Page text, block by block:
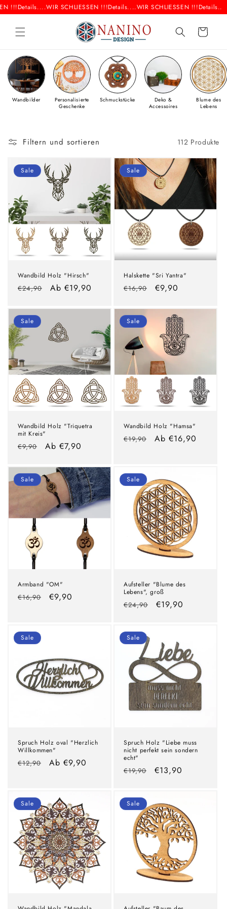
Direkt
zum
!!!Details....WIR SCHLIESSEN !!!Details....WIR SCHLIESSEN !!!Details....
Warenkorb
Wandbilder
Personalisierte
Geschenke
Schmuckstücke
Deko &
Accessoires
Blume des
Lebens
Filtern und sortieren 112 Produkte
Sale
Wandbild Holz "Hirsch"
Normaler
€24,90 Verkaufspreis
Ab €19,90
Sale
Halskette "Sri Yantra"
Normaler
€16,90 Verkaufspreis
€9,90
Sale
Wandbild Holz "Triquetra
mit Kreis"
Normaler
€9,90 Verkaufspreis
Ab €7,90
Sale
Wandbild Holz "Hamsa"
Normaler
€19,90 Verkaufspreis
Ab €16,90
Sale
Armband "OM"
Normaler
€16,90 Verkaufspreis
€9,90
Sale
Aufsteller "Blume des
Lebens", groß
Normaler
€24,90 Verkaufspreis
€19,90
Sale
Spruch Holz oval "Herzlich
Willkommen"
Normaler
€12,90 Verkaufspreis
Ab €9,90
Sale
Spruch Holz "Liebe muss
nicht perfekt sein sondern
echt"
Normaler
€19,90 Verkaufspreis
€13,90
Sale Sale